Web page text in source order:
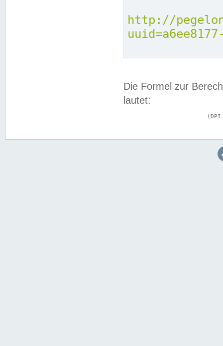
http://
Die Formel zur
lautet: